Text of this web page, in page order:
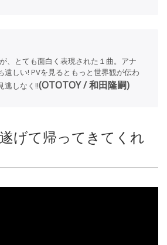
、とても面白く表現された１曲。アナ
遠しい! PVを見るともっと世界観が伝わ
逃しなく!!(OTOTOY / 和田隆嗣)
げて帰ってきてくれ